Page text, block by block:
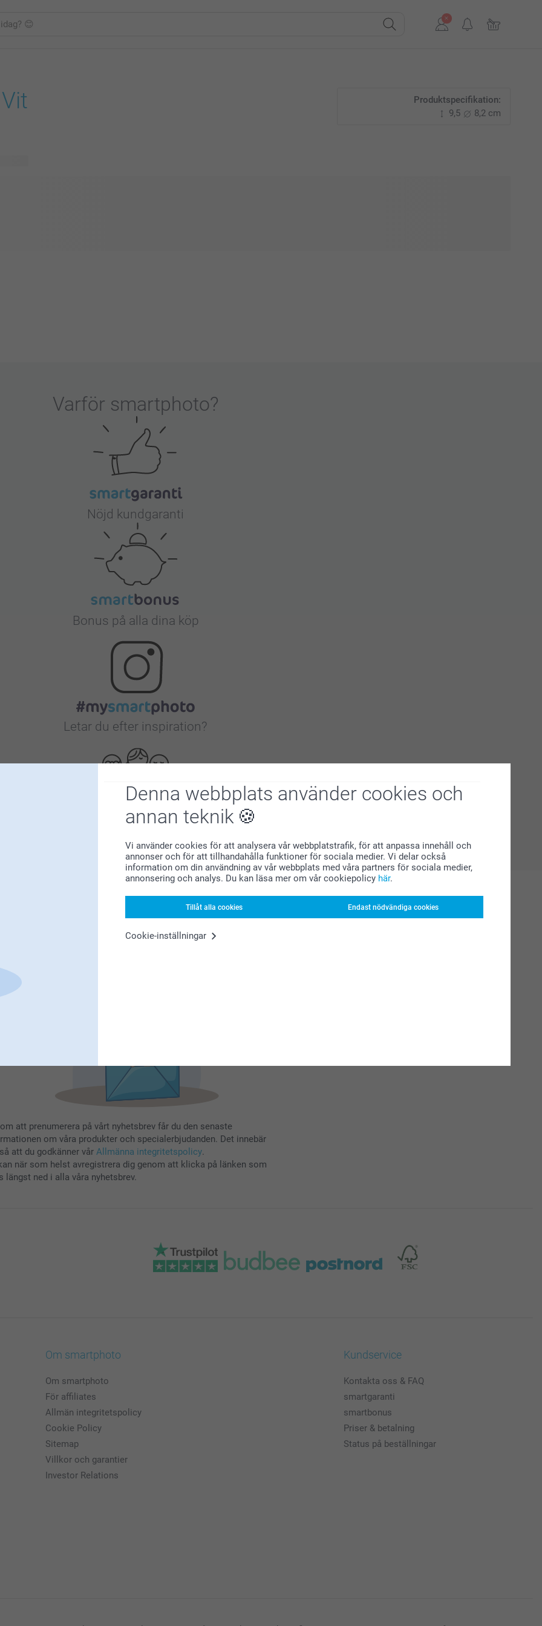
Denna webbplats använder cookies och
annan teknik
Vi använder cookies för att analysera vår webbplatstrafik, för att anpassa innehåll och
annonser och för att tillhandahålla funktioner för sociala medier. Vi delar också
information om din användning av vår webbplats med våra partners för sociala medier,
annonsering och analys. Du kan läsa mer om vår cookiepolicy här.
Tillåt alla cookies Endast nödvändiga cookies
Cookie-inställningar
Produktspecifikation:
9,5
8,2 cm
Varför smartphoto?
Nöjd kundgaranti
Bonus på alla dina köp
Letar du efter inspiration?
Registrera dig till vårt nyhetsbrev
dig
att prenumerera på vårt nyhetsbrev får du den senaste
om våra produkter och specialerbjudanden. Det innebär
att du godkänner vår Allmänna integritetspolicy.
när som helst avregistrera dig genom att klicka på länken som
längst ned i alla våra nyhetsbrev.
Om smartphoto
Om smartphoto
För affiliates
Allmän integritetspolicy
Cookie Policy
Sitemap
Villkor och garantier
Investor Relations
Kundservice
Kontakta oss & FAQ
smartgaranti
smartbonus
Priser & betalning
Status på beställningar